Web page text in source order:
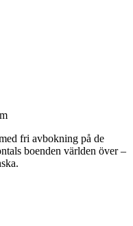
fri avbokning på de
boenden världen över –